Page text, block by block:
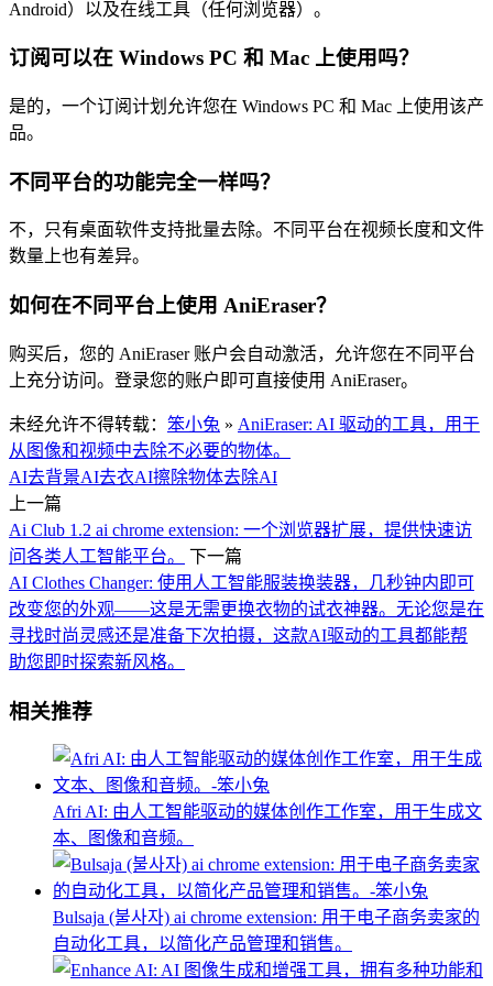
Android）以及在线工具（任何浏览器）。
订阅可以在 Windows PC 和 Mac 上使用吗？
是的，一个订阅计划允许您在 Windows PC 和 Mac 上使用该产
品。
不同平台的功能完全一样吗？
不，只有桌面软件支持批量去除。不同平台在视频长度和文件
数量上也有差异。
如何在不同平台上使用 AniEraser？
购买后，您的 AniEraser 账户会自动激活，允许您在不同平台
上充分访问。登录您的账户即可直接使用 AniEraser。
未经允许不得转载： 笨小兔 » AniEraser: AI 驱动的工具，用于
从图像和视频中去除不必要的物体。
AI去背景AI去衣AI擦除物体去除AI
上一篇
Ai Club 1.2 ai chrome extension: 一个浏览器扩展，提供快速访
问各类人工智能平台。
下一篇
AI Clothes Changer: 使用人工智能服装换装器，几秒钟内即可
改变您的外观——这是无需更换衣物的试衣神器。无论您是在
寻找时尚灵感还是准备下次拍摄，这款AI驱动的工具都能帮
助您即时探索新风格。
相关推荐
Afri AI: 由人工智能驱动的媒体创作工作室，用于生成文
本、图像和音频。
Bulsaja (불사자) ai chrome extension: 用于电子商务卖家的
自动化工具，以简化产品管理和销售。